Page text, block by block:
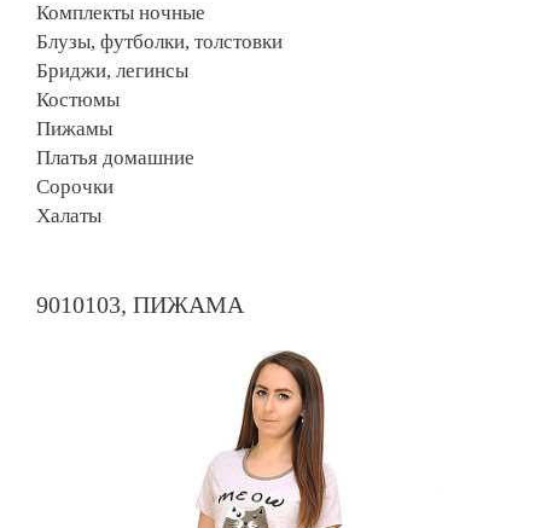
Комплекты ночные
Блузы, футболки, толстовки
Бриджи, легинсы
Костюмы
Пижамы
Платья домашние
Сорочки
Халаты
9010103, ПИЖАМА